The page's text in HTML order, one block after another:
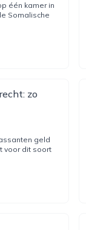
één kamer in
Somalische
zo
geld
voor dit soort